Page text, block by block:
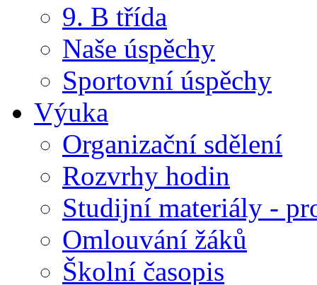
9. B třída
Naše úspěchy
Sportovní úspěchy
Výuka
Organizační sdělení
Rozvrhy hodin
Studijní materiály -
Omlouvání žáků
Školní časopis